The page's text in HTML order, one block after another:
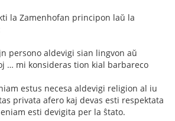
la Zamenhofan principon laŭ la
persono aldevigi sian lingvon aŭ
… mi konsideras tion kial barbareco
estus necesa aldevigi religion al iu
privata afero kaj devas esti respektata
esti devigita per la ŝtato.